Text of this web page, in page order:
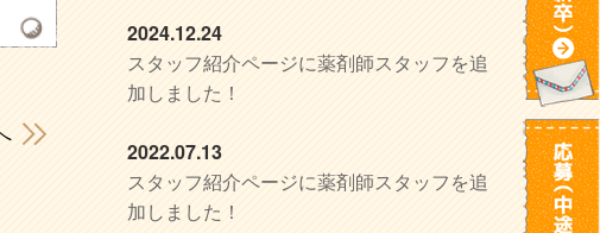
2024.12.24
スタッフ紹介ページに薬剤師スタッフを追
加しました！
2022.07.13
スタッフ紹介ページに薬剤師スタッフを追
加しました！